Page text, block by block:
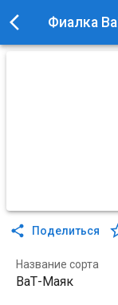
Фиалка
Поделиться
Название сорта
ВаТ-Маяк